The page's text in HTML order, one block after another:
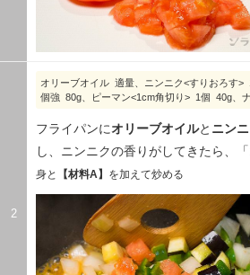
2
オリーブオイル 適量、ニンニク<すりおろす
個強 80g、ピーマン<1cm角切り> 1個 40g、
フライパンにオリーブオイルと ニン
し、ニンニクの香りがしてきたら、「
身と 【材料A】 を加えて炒める